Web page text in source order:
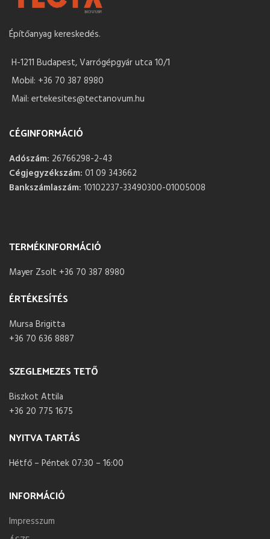
Építőanyag kereskedés.
H-1211 Budapest, Varrógépgyár utca 10/1
Mobil: +36 70 387 8980
Mail: ertekesites@tectanovum.hu
CÉGINFORMÁCIÓ
Adószám: 26766298-2-43
Cégjegyzékszám: 01 09 343662
Bankszámlaszám: 10102237-33490300-01005008
TERMÉKINFORMÁCIÓ
Mayer Zsolt +36 70 387 8980
ÉRTÉKESÍTÉS
Mursa Brigitta
+36 70 636 8887
SZEGLEMEZES TETŐ
Biszkot Attila
+36 20 775 1675
NYITVA TARTÁS
Hétfő – Péntek 07:30 – 16:00
INFORMÁCIÓ
Impresszum